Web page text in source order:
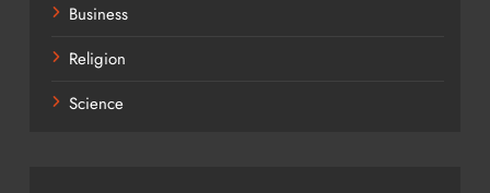
Business
Religion
Science